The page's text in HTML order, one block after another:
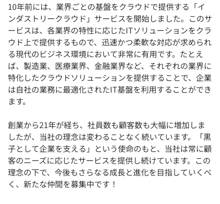
10年前には、業界ごとの基盤をクラウドで提供する「イ
ンダストリークラウド」サービスを開始しました。このサ
ービスは、各業界の特性に応じたITソリューションをクラ
ウド上で提供するもので、迅速かつ柔軟な対応が求められ
る現代のビジネス環境において非常に有用です。たとえ
ば、製造業、医療業界、金融業界など、それぞれの業界に
特化したクラウドソリューションを提供することで、企業
は自社の業務に最適化されたIT基盤を利用することができ
ます。
創業から21年が経ち、社員数も顧客数も大幅に増加しま
したが、当社の理念は変わることなく続いています。「黒
子として企業を支える」という使命のもと、当社は常に顧
客のニーズに応じたサービスを提供し続けています。この
理念の下で、今後もさらなる成長と進化を目指していくべ
く、新たな仲間を募集中です！